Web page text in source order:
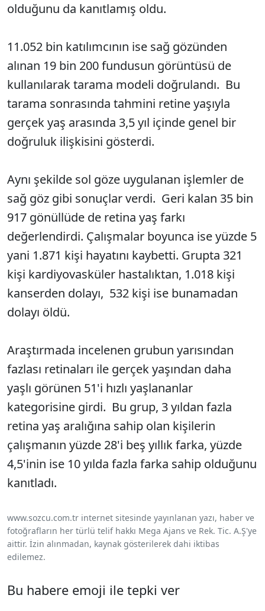
olduğunu da kanıtlamış oldu.
11.052 bin katılımcının ise sağ gözünden
alınan 19 bin 200 fundusun görüntüsü de
kullanılarak tarama modeli doğrulandı. Bu
tarama sonrasında tahmini retine yaşıyla
gerçek yaş arasında 3,5 yıl içinde genel bir
doğruluk ilişkisini gösterdi.
Aynı şekilde sol göze uygulanan işlemler de
sağ göz gibi sonuçlar verdi. Geri kalan 35 bin
917 gönüllüde de retina yaş farkı
değerlendirdi. Çalışmalar boyunca ise yüzde 5
yani 1.871 kişi hayatını kaybetti. Grupta 321
kişi kardiyovasküler hastalıktan, 1.018 kişi
kanserden dolayı, 532 kişi ise bunamadan
dolayı öldü.
Araştırmada incelenen grubun yarısından
fazlası retinaları ile gerçek yaşından daha
yaşlı görünen 51'i hızlı yaşlananlar
kategorisine girdi. Bu grup, 3 yıldan fazla
retina yaş aralığına sahip olan kişilerin
çalışmanın yüzde 28'i beş yıllık farka, yüzde
4,5'inin ise 10 yılda fazla farka sahip olduğunu
kanıtladı.
www.sozcu.com.tr internet sitesinde yayınlanan yazı, haber ve
fotoğrafların her türlü telif hakkı Mega Ajans ve Rek. Tic. A.Ş'ye
aittir. İzin alınmadan, kaynak gösterilerek dahi iktibas
edilemez.
Bu habere emoji ile tepki ver